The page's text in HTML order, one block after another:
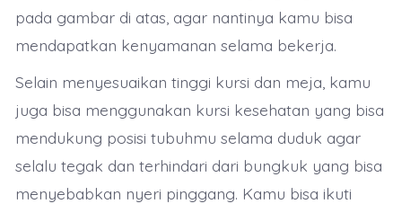
pada gambar di atas, agar nantinya kamu bisa
mendapatkan kenyamanan selama bekerja.
Selain menyesuaikan tinggi kursi dan meja, kamu
juga bisa menggunakan kursi kesehatan yang bisa
mendukung posisi tubuhmu selama duduk agar
selalu tegak dan terhindari dari bungkuk yang bisa
menyebabkan nyeri pinggang. Kamu bisa ikuti